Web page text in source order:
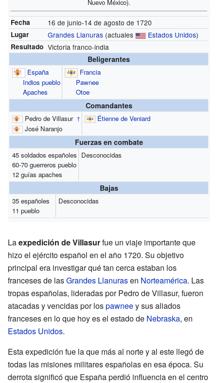
Nuevo México).
Fecha 16 de junio-14 de agosto de 1720
Lugar Grandes Llanuras (actuales Estados Unidos)
Resultado Victoria franco-india
Beligerantes
España
Indios pueblo
Apaches
Francia
Pawnee
Otoe
Comandantes
Pedro de Villasur †
José Naranjo
Étienne de Veniard
Fuerzas en combate
45 soldados españoles
60-70 guerreros pueblo
12 guías apaches
Desconocidas
Bajas
35 españoles
11 pueblo
Desconocidas
Laexpedición de Villasurfue un viaje importante que
hizo el ejército español en el año 1720. Su objetivo
principal era investigar qué tan cerca estaban los
franceses de lasGrandes Llanurasen Norteamérica. Las
tropas españolas, lideradas por Pedro de Villasur, fueron
atacadas y vencidas por lospawneey sus aliados
franceses en lo que hoy es el estado de Nebraska, en
Estados Unidos.
Esta expedición fue la que más al norte y al este llegó de
todas las misiones militares españolas en esa época. Su
derrota significó que España perdió influencia en el centro